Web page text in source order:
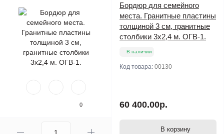
0
Бордюр для семейного
места. Гранитные пластины
толщиной 3 см, гранитные
столбики 3х2,4 м. ОГВ-1.
В наличии
Код товара: 00130
60 400.00р.
В корзину